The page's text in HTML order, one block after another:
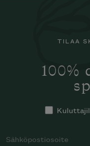
TILAA
100%